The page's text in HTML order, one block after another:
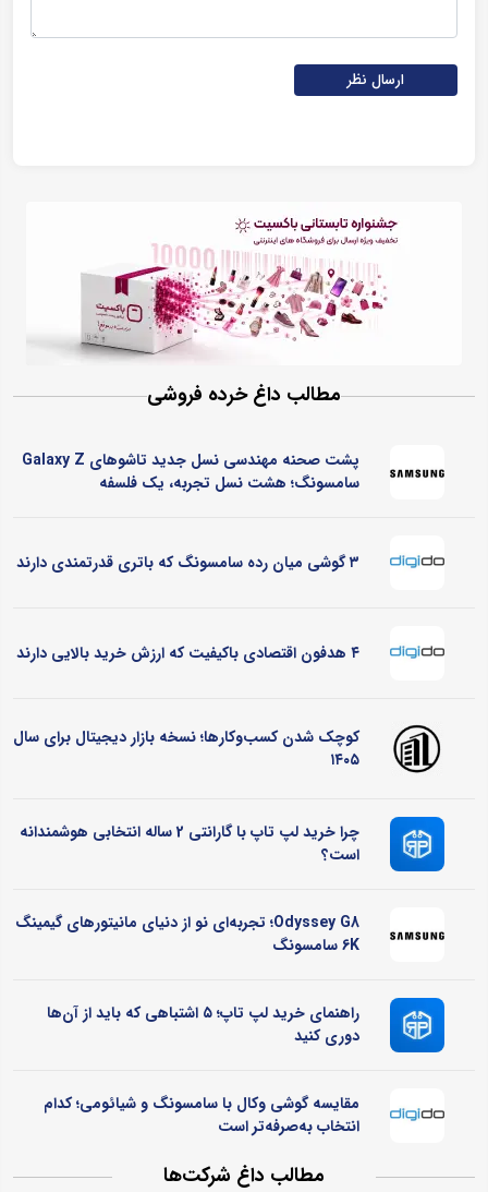
ارسال نظر
مطالب داغ خرده فروشی
پشت صحنه مهندسی نسل جدید تاشوهای Galaxy Z
سامسونگ؛ هشت نسل تجربه، یک فلسفه
۳ گوشی میان رده سامسونگ که باتری قدرتمندی دارند
۴ هدفون اقتصادی باکیفیت که ارزش خرید بالایی دارند
کوچک شدن کسب‌وکارها؛ نسخه بازار دیجیتال برای سال
۱۴۰۵
چرا خرید لپ تاپ با گارانتی 2 ساله انتخابی هوشمندانه
است؟
Odyssey G8؛ تجربه‌ای نو از دنیای مانیتورهای گیمینگ
6K سامسونگ
راهنمای خرید لپ تاپ؛ ۵ اشتباهی که باید از آن‌ها
دوری کنید
مقایسه گوشی وکال با سامسونگ و شیائومی؛ کدام
انتخاب به‌صرفه‌تر است
مطالب داغ شرکت‌ها